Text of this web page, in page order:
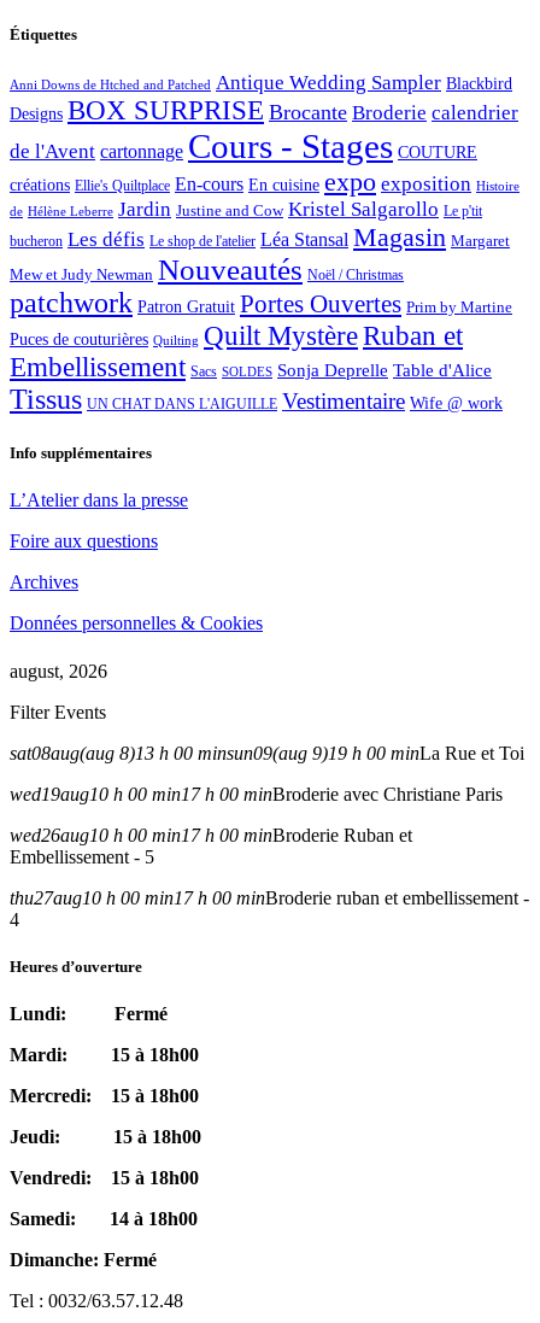
Étiquettes
Anni Downs de Htched and Patched Antique Wedding Sampler Blackbird
Designs BOX SURPRISE Brocante Broderie calendrier
de l'Avent cartonnage Cours - Stages COUTURE
créations Ellie's Quiltplace En-cours En cuisine expo exposition Histoire
de Hélène Leberre Jardin Justine and Cow Kristel Salgarollo Le p'tit
bucheron Les défis Le shop de l'atelier Léa Stansal Magasin Margaret
Mew et Judy Newman Nouveautés Noël / Christmas
patchwork Patron Gratuit Portes Ouvertes Prim by Martine
Puces de couturières Quilting Quilt MystèreRuban et
Embellissement Sacs SOLDES Sonja Deprelle Table d'Alice
Tissus UN CHAT DANS L'AIGUILLE Vestimentaire Wife @ work
Info supplémentaires
L’Atelier dans la presse
Foire aux questions
Archives
Données personnelles & Cookies
august, 2026
Filter Events
sat08aug(aug 8)13 h 00 minsun09(aug 9)19 h 00 minLa Rue et Toi
wed19aug10 h 00 min17 h 00 minBroderie avec Christiane Paris
wed26aug10 h 00 min17 h 00 minBroderie Ruban et
Embellissement - 5
thu27aug10 h 00 min17 h 00 minBroderie ruban et embellissement -
4
Heures d’ouverture
Lundi: Fermé
Mardi: 15 à 18h00
Mercredi: 15 à 18h00
Jeudi: 15 à 18h00
Vendredi: 15 à 18h00
Samedi: 14 à 18h00
Dimanche: Fermé
Tel : 0032/63.57.12.48